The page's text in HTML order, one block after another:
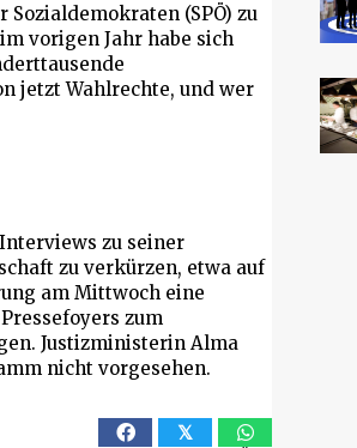
(SPÖ) zu
vorigen Jahr habe sich
jetzt Wahlrechte, und wer
zu seiner
zu verkürzen, etwa auf
am Mittwoch eine
zum
Justizministerin Alma
nicht vorgesehen.
𝕏